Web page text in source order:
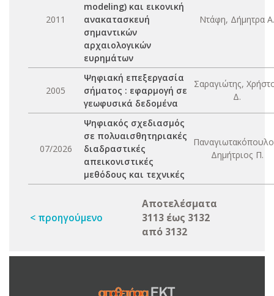
2011
modeling) και εικονική
ανακατασκευή
σημαντικών
αρχαιολογικών
ευρημάτων
Ντάφη, Δήμητρα Α.
2005
Ψηφιακή επεξεργασία
σήματος : εφαρμογή σε
γεωφυσικά δεδομένα
Σαραγιώτης,
Δ.
07/2026
Ψηφιακός σχεδιασμός
σε πολυαισθητηριακές
διαδραστικές
απεικονιστικές
μεθόδους και τεχνικές
Δημήτριος Π.
< προηγούμενο
Αποτελέσματα
3113 έως 3132
από 3132